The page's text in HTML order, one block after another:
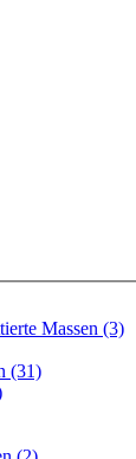
Massen (3)
(31)